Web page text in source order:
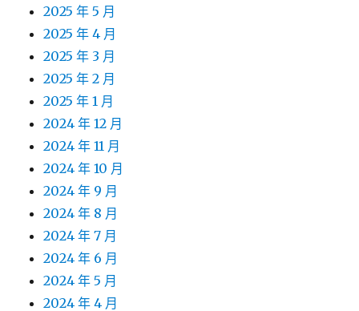
2025 年 5 月
2025 年 4 月
2025 年 3 月
2025 年 2 月
2025 年 1 月
2024 年 12 月
2024 年 11 月
2024 年 10 月
2024 年 9 月
2024 年 8 月
2024 年 7 月
2024 年 6 月
2024 年 5 月
2024 年 4 月